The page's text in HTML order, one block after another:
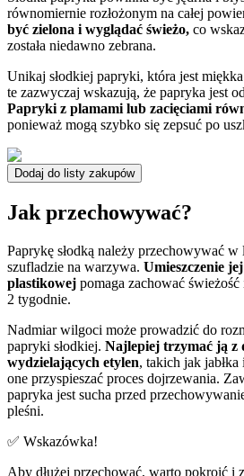
równomiernie rozłożonym na całej
być zielona i wyglądać świeżo, co
została niedawno zebrana.
Unikaj słodkiej papryki, która jest
te zazwyczaj wskazują, że papryka jest
Papryki z plamami lub zacięciami
ponieważ mogą szybko się zepsuć po
Dodaj do listy zakupów
Jak przechowywać?
Paprykę słodką należy przechowywać
szufladzie na warzywa. Umieszczenie
plastikowej pomaga zachować
2 tygodnie.
Nadmiar wilgoci może prowadzić do
papryki słodkiej. Najlepiej trzymać ją z
wydzielających etylen, takich jak
one przyspieszać proces dojrzewania.
papryka jest sucha przed
pleśni.
✅ Wskazówka!
Aby dłużej przechować, warto pokroić i